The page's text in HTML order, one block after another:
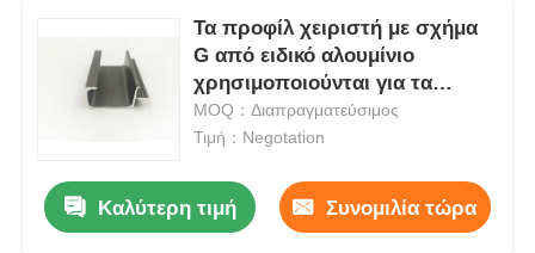
Σχετικά με εμάς
Ποιοτικός έλεγχος
Τα προφίλ χειριστή με σχήμα
G από ειδικό αλουμίνιο
χρησιμοποιούνται για τα
προφίλ χειριστή από
αλουμίνιο του ντουλαπιού.
MOQ：Διαπραγματεύσιμος
Τιμή：Negotation
Καλύτερη τιμή Συνομιλία τώρα